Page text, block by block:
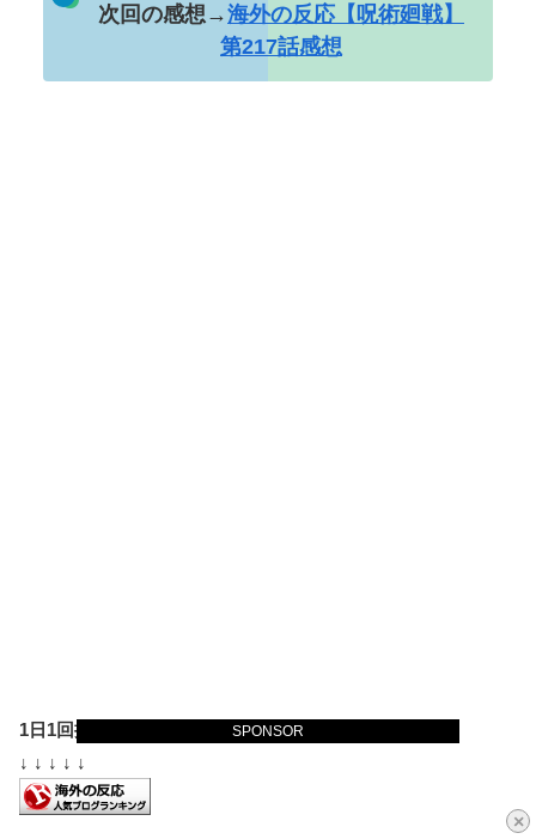
×
SPONSOR
次回の感想→海外の反応【呪術廻戦】
第217話感想
1日1回押していただけると大変励みになります。
↓ ↓ ↓ ↓ ↓